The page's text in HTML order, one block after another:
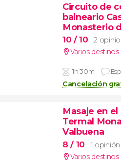
Circuito de
balneario
Monasterio
10 / 10
2
Varios destinos
1h 30m
Cancelación
Masaje en
Termal
Valbuena
8/ 10
1 opinión
Varios destinos